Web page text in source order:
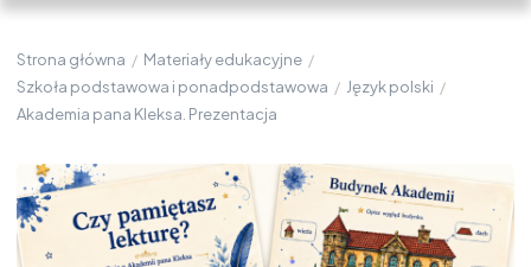
Strona główna / Materiały edukacyjne /
Szkoła podstawowa i ponadpodstawowa / Język polski /
Akademia pana Kleksa. Prezentacja